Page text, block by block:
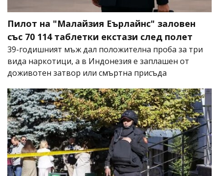
Пилот на "Малайзия Еърлайнс" заловен
със 70 114 таблетки екстази след полет
39-годишният мъж дал положителна проба за три
вида наркотици, а в Индонезия е заплашен от
доживотен затвор или смъртна присъда